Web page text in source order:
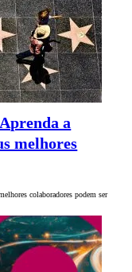
a
melhores
colaboradores podem ser